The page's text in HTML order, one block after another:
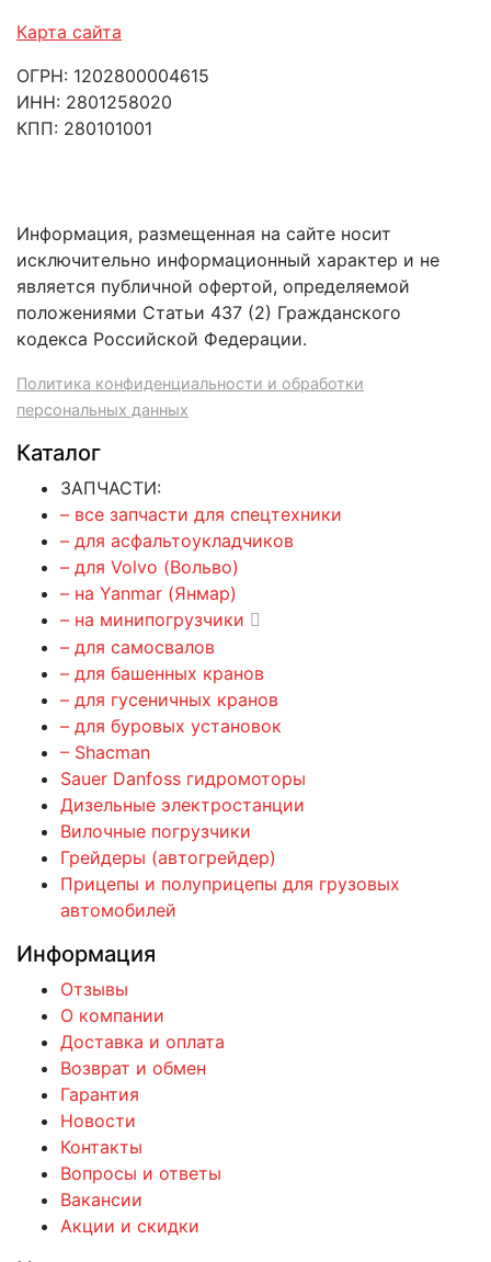
Карта сайта
ОГРН: 1202800004615
ИНН: 2801258020
КПП: 280101001
Информация, размещенная на сайте носит
исключительно информационный характер и не
является публичной офертой, определяемой
положениями Статьи 437 (2) Гражданского
кодекса Российской Федерации.
Политика конфиденциальности и обработки
персональных данных
Каталог
ЗАПЧАСТИ:
– все запчасти для спецтехники
– для асфальтоукладчиков
– для Volvo (Вольво)
– на Yanmar (Янмар)
– на минипогрузчики
– для самосвалов
– для башенных кранов
– для гусеничных кранов
– для буровых установок
– Shacman
Sauer Danfoss гидромоторы
Дизельные электростанции
Вилочные погрузчики
Грейдеры (автогрейдер)
Прицепы и полуприцепы для грузовых
автомобилей
Информация
Отзывы
О компании
Доставка и оплата
Возврат и обмен
Гарантия
Новости
Контакты
Вопросы и ответы
Вакансии
Акции и скидки